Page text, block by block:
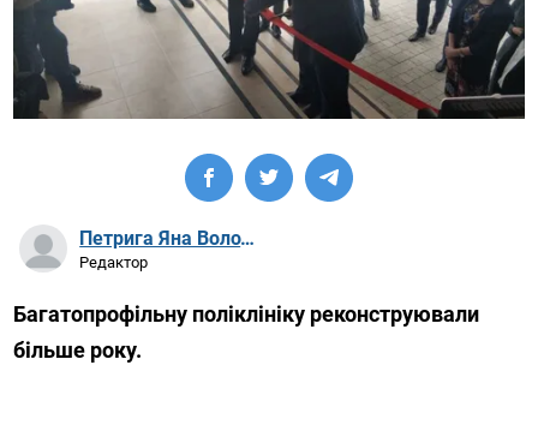
Петрига Яна Володимирівна
Редактор
Багатопрофільну поліклініку реконструювали
більше року.